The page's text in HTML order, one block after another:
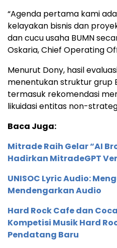
“Agenda pertama kami
kelayakan bisnis dan
dan cucu usaha BUMN
Oskaria, Chief Operating
Menurut Dony, hasil
menentukan struktur grup
termasuk rekomendasi
likuidasi entitas non-
Baca Juga:
Mitrade Raih Gelar “AI
Hadirkan MitradeGPT
UNISOC Lyric Audio:
Mendengarkan Audio
Hard Rock Cafe dan
Kompetisi Musik Hard
Pendatang Baru